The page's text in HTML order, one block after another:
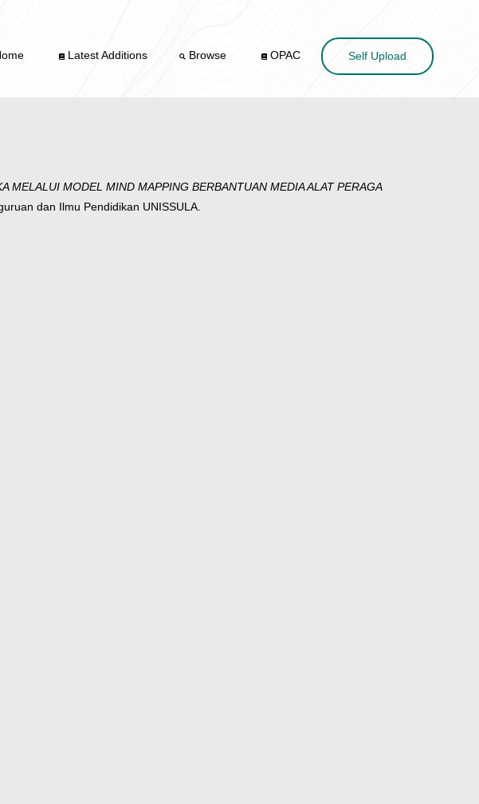
Latest Additions Browse OPAC Self Upload
MELALUI MODEL MIND MAPPING BERBANTUAN MEDIA ALAT PERAGA
dan Ilmu Pendidikan UNISSULA.